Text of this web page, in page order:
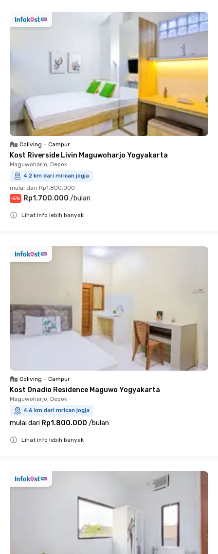
Coliving • Campur
Kost Riverside Livin Maguwoharjo Yogyakarta
Maguwoharjo, Depok
4.2 km dari mrican jogja
mulai dari Rp1.800.000
-5% Rp1.700.000 /bulan
Lihat info lebih banyak
Coliving • Campur
Kost Onadio Residence Maguwo Yogyakarta
Maguwoharjo, Depok
4.6 km dari mrican jogja
mulai dari Rp1.800.000 /bulan
Lihat info lebih banyak